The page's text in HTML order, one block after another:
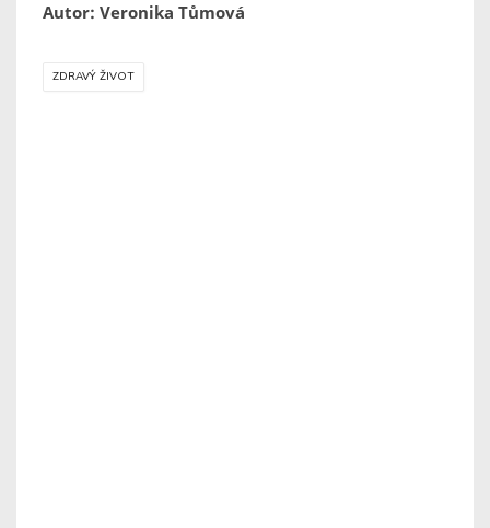
Autor: Veronika Tůmová
ZDRAVÝ ŽIVOT